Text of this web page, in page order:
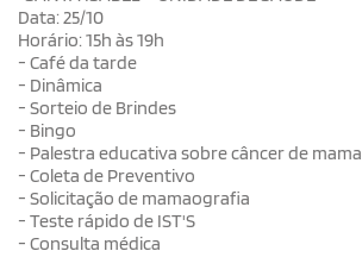
Data: 25/10
Horário: 15h às 19h
- Café da tarde
- Dinâmica
- Sorteio de Brindes
- Bingo
- Palestra educativa sobre câncer de mama
- Coleta de Preventivo
- Solicitação de mamaografia
- Teste rápido de IST'S
- Consulta médica